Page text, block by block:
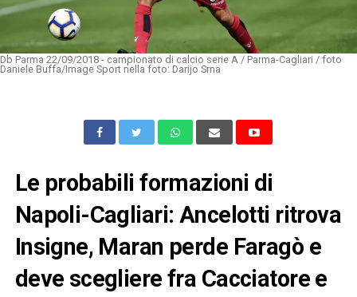
Db Parma 22/09/2018 - campionato di calcio serie A / Parma-Cagliari / foto
Daniele Buffa/Image Sport nella foto: Darijo Srna
Le probabili formazioni di
Napoli-Cagliari: Ancelotti ritrova
Insigne, Maran perde Faragò e
deve scegliere fra Cacciatore e